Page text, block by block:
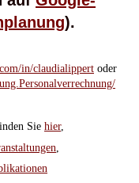
).
in/claudialippert oder
Sie hier,